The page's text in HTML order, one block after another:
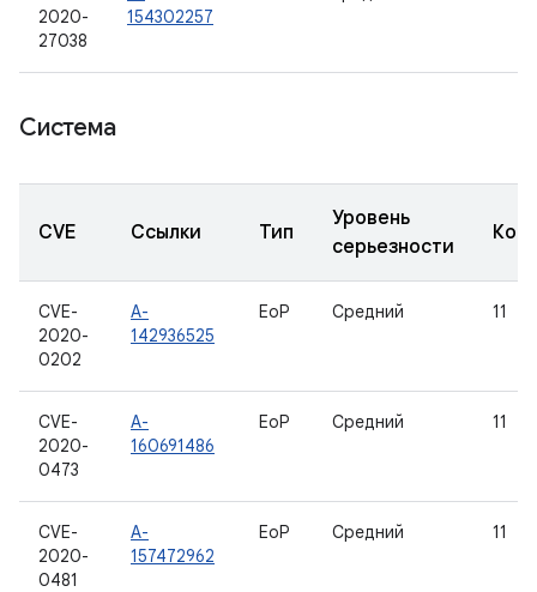
2020-
27038
154302257
Система
CVE Ссылки Тип
Уровень
серьезности
CVE-
2020-
0202
A-
142936525
EoP Средний 11
CVE-
2020-
0473
A-
160691486
EoP Средний 11
CVE-
2020-
0481
A-
157472962
EoP Средний 11